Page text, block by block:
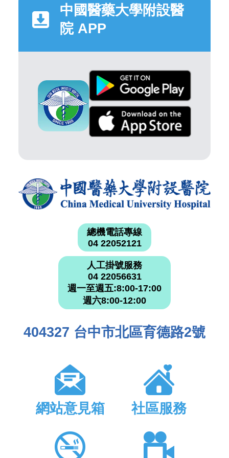
中國醫藥大學附設醫
院 APP
總機電話專線
04 22052121
人工掛號服務
04 22056631
週一至週五:8:00-17:00
週六8:00-12:00
404327 台中市北區育德路2號
網站意見箱 社區服務